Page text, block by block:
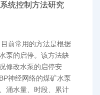
统控制方法研究
前常用的方法是根据
泵的启停。该方法缺
修改水泵的启停安
神经网络的煤矿水泵
涌水量、时段、累计